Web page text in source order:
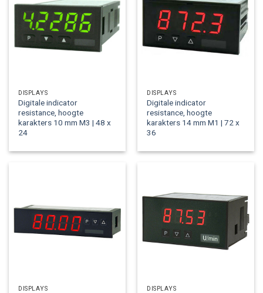
DISPLAYS
Digitale indicator
resistance, hoogte
karakters 10 mm M3 | 48 x
24
DISPLAYS
Digitale indicator
resistance, hoogte
karakters 14 mm M1 | 72 x
36
DISPLAYS DISPLAYS